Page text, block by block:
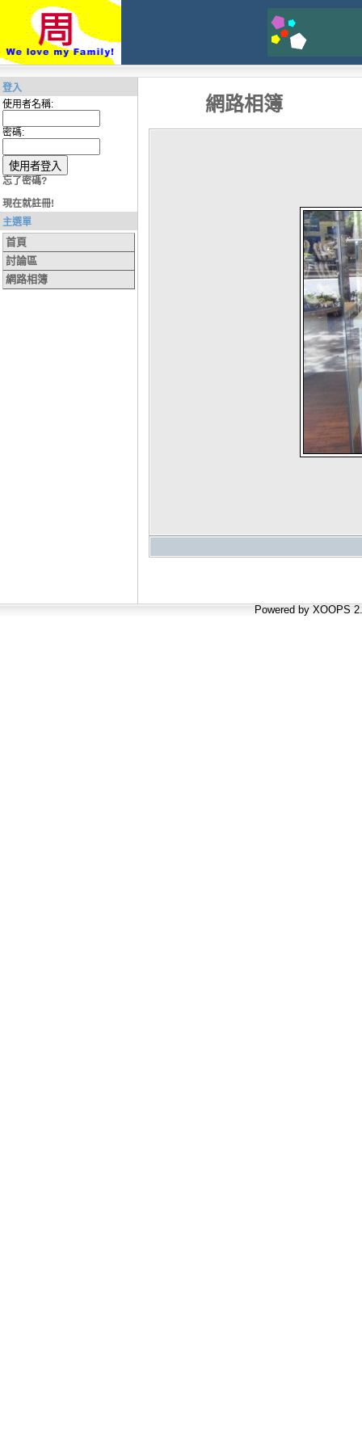
登入
使用者名稱:
密碼:
忘了密碼?
現在就註冊!
主選單
首頁
討論區
網路相簿
網路相簿
Powered by XOOPS